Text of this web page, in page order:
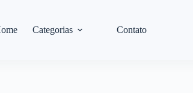
Categorias Contato